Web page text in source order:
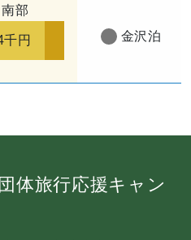
部
千円 金沢泊
団体旅行応援キャン